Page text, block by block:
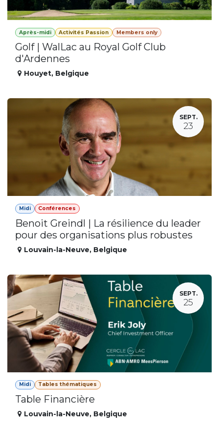
Après-midi Activités Passion Members only
Golf | WalLac au Royal Golf Club
d'Ardennes
Houyet, Belgique
SEPT.
23
Midi Conférences
Benoit Greindl | La résilience du leader
pour des organisations plus robustes
Louvain-la-Neuve, Belgique
SEPT.
25
Midi Tables thématiques
Table Financière
Louvain-la-Neuve, Belgique